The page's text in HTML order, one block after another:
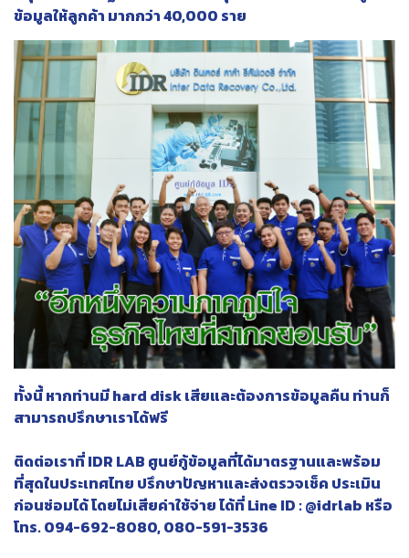
ข้อมูลให้ลูกค้า มากกว่า 40,000 ราย
ทั้งนี้ หากท่านมี hard disk เสียและต้องการข้อมูลคืน ท่านก็
สามารถปรึกษาเราได้ฟรี
ติดต่อเราที่ IDR LAB ศูนย์กู้ข้อมูลที่ได้มาตรฐานและพร้อม
ที่สุดในประเทศไทย ปรึกษาปัญหาและส่งตรวจเช็ค ประเมิน
ก่อนซ่อมได้ โดยไม่เสียค่าใช้จ่าย ได้ที่ Line ID : @idrlab หรือ
โทร. 094-692-8080, 080-591-3536